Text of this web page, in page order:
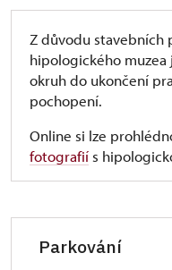
Z důvodu stavebních
hipologického
okruh do ukončení
pochopení.
Online si lze
fotografií s
Parkování